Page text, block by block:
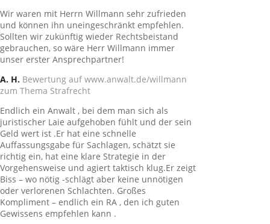
Wir waren mit Herrn Willmann sehr zufrieden
und können ihn uneingeschränkt empfehlen.
Sollten wir zukünftig wieder Rechtsbeistand
gebrauchen, so wäre Herr Willmann immer
unser erster Ansprechpartner!
A. H. Bewertung auf www.anwalt.de/willmann
zum Thema Strafrecht
Endlich ein Anwalt , bei dem man sich als
juristischer Laie aufgehoben fühlt und der sein
Geld wert ist .Er hat eine schnelle
Auffassungsgabe für Sachlagen, schätzt sie
richtig ein, hat eine klare Strategie in der
Vorgehensweise und agiert taktisch klug.Er zeigt
Biss – wo nötig -schlägt aber keine unnötigen
oder verlorenen Schlachten. Großes
Kompliment – endlich ein RA , den ich guten
Gewissens empfehlen kann .